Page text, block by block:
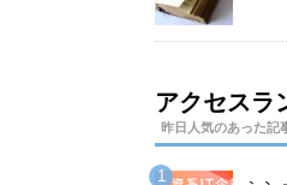
アクセスラ
昨日人気のあった記